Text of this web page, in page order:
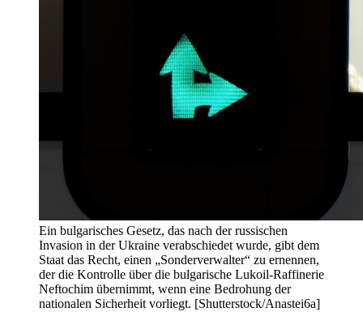
Ein bulgarisches Gesetz, das nach der russischen
Invasion in der Ukraine verabschiedet wurde, gibt dem
Staat das Recht, einen „Sonderverwalter“ zu ernennen,
der die Kontrolle über die bulgarische Lukoil-Raffinerie
Neftochim übernimmt, wenn eine Bedrohung der
nationalen Sicherheit vorliegt. [Shutterstock/Anastei6a]